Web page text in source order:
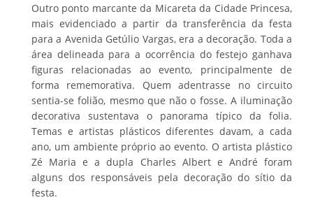
Outro ponto marcante da Micareta da Cidade Princesa,
mais evidenciado a partir da transferência da festa
para a Avenida Getúlio Vargas, era a decoração. Toda a
área delineada para a ocorrência do festejo ganhava
figuras relacionadas ao evento, principalmente de
forma rememorativa. Quem adentrasse no circuito
sentia-se folião, mesmo que não o fosse. A iluminação
decorativa sustentava o panorama típico da folia.
Temas e artistas plásticos diferentes davam, a cada
ano, um ambiente próprio ao evento. O artista plástico
Zé Maria e a dupla Charles Albert e André foram
alguns dos responsáveis pela decoração do sítio da
festa.